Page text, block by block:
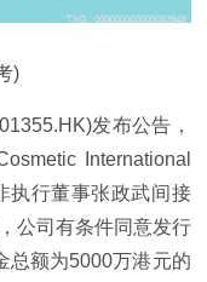
)
发布公告，
International
执行董事张政武间接
公司有条件同意发行
总额为5000万港元的